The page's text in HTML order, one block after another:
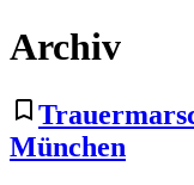
Archiv
bookmark_border
München